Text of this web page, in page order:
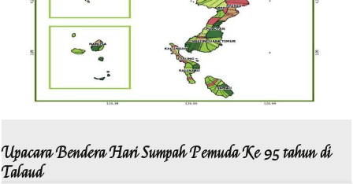
Upacara Bendera Hari Sumpah Pemuda Ke 95 tahun di
Talaud